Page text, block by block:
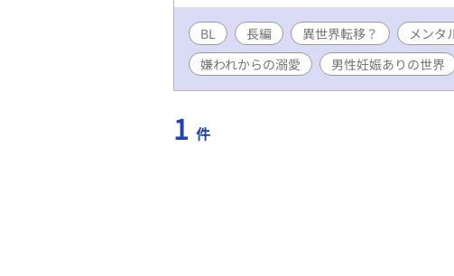
BL 長編 異世界転移？ メンタ
嫌われからの溺愛
男性妊娠ありの世界
1 件